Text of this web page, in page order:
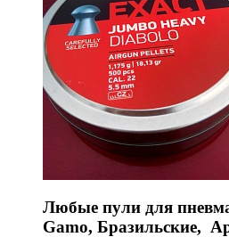
Любые пули для
Gamo, Бразильские,